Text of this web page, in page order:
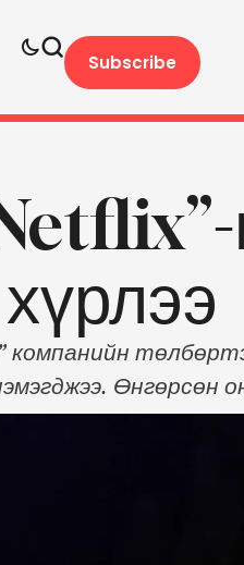
Subscribe
компанийн
Өнгөрсөн
үзүүлэлттэй
Энэ оны эхний